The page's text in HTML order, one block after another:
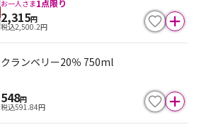
お一人さま1点限り
2,315円
税込2,500.2円
クランベリー20％ 750ml
548円
税込591.84円